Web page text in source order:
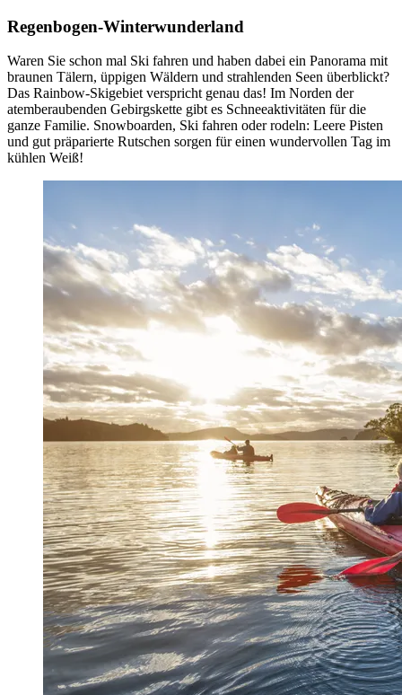
Regenbogen-Winterwunderland
Waren Sie schon mal Ski fahren und haben dabei ein Panorama mit
braunen Tälern, üppigen Wäldern und strahlenden Seen überblickt?
Das Rainbow-Skigebiet verspricht genau das! Im Norden der
atemberaubenden Gebirgskette gibt es Schneeaktivitäten für die
ganze Familie. Snowboarden, Ski fahren oder rodeln: Leere Pisten
und gut präparierte Rutschen sorgen für einen wundervollen Tag im
kühlen Weiß!